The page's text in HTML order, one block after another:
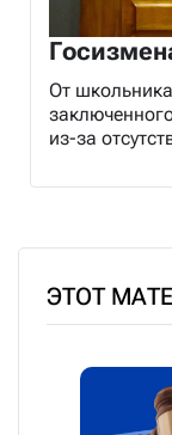
От
из-за
ЭТОТ